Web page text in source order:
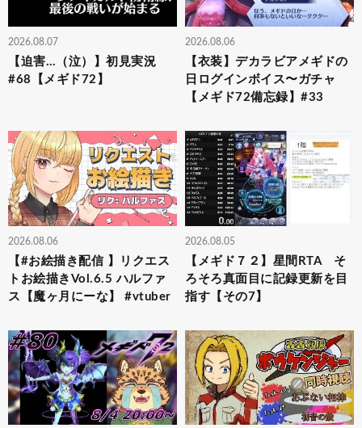
2026.08.07
【迫害…（泣）】初見実況
#68【メギド72】
2026.08.06
【衣装】デカラビアメギドの
日ログインボイス〜ガチャ
【メギド72備忘録】#33
2026.08.06
【#お絵描き配信 】リクエス
トお絵描きVol.6.5 ハルファ
ス【魔ヶ月にーな】 #vtuber
2026.08.05
【メギド７２】星間RTA そ
ろそろ真面目に記録更新を目
指す【その7】